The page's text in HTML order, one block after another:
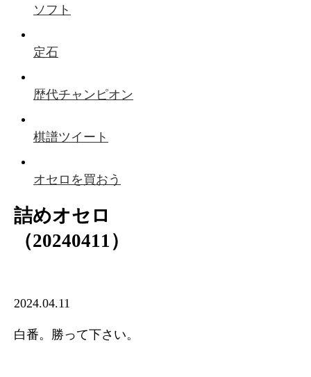
ソフト
定石
歴代チャンピオン
棋譜ツイート
オセロを買おう
詰めオセロ
（20240411）
2024.04.11
白番。勝って下さい。